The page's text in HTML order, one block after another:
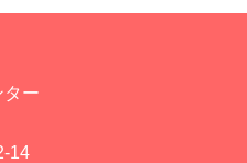
ター
14